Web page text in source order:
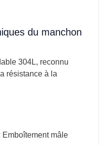
du manchon
304L, reconnu
résistance à la
Emboîtement mâle